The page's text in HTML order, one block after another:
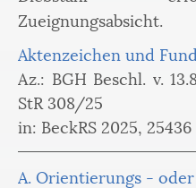
Zueignungsabsicht.
Aktenzeichen und
Az.: BGH Beschl. v.
StR 308/25
in: BeckRS 2025, 25436
A. Orientierungs -